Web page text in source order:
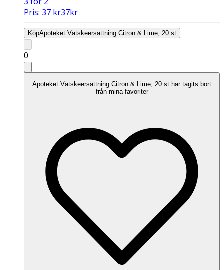
Pris: 37 kr37kr
KöpApoteket Vätskeersättning Citron & Lime, 20 st
0
Apoteket Vätskeersättning Citron & Lime, 20 st har tagits bort
från mina favoriter